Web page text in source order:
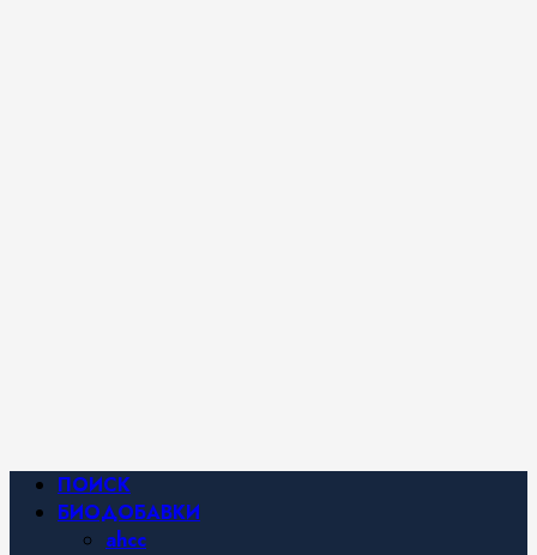
Основное
меню
ПОИСК
БИОДОБАВКИ
ahcc